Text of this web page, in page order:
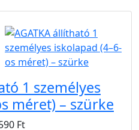
1 személyes
méret) – szürke
Ft